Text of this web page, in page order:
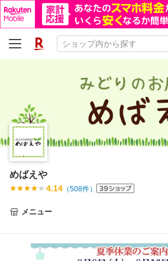
めばえや
4.14 （508件）
メニュー